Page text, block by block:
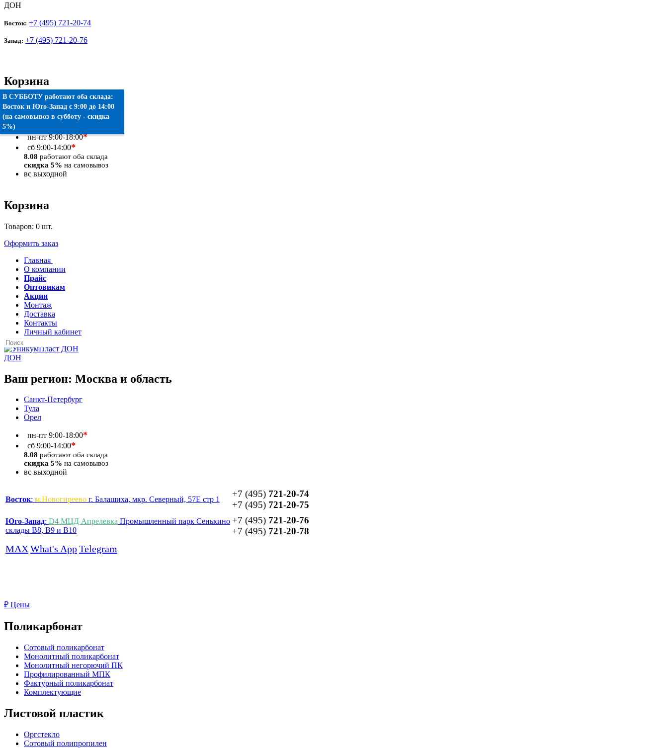
ДОН
Восток: +7 (495) 721-20-74
Запад: +7 (495) 721-20-76
Корзина
Товаров:0 шт.
Оформить заказ
пн-пт9:00-18:00*
сб 9:00-14:00*
8.08 работают оба склада
скидка 5% на самовывоз
вс выходной
Корзина
Товаров: 0 шт.
Оформить заказ
Главная
О компании
Прайс
Оптовикам
Акции
Монтаж
Доставка
Контакты
Личный кабинет
ДОН
Ваш регион: Москва и область
Санкт-Петербург
Тула
Орел
пн-пт 9:00-18:00*
сб 9:00-14:00*
8.08 работают оба склада
скидка 5% на самовывоз
вс выходной
Восток: м.Новогиреево г. Балашиха, мкр. Северный, 57Е стр 1
+7 (495) 721-20-74
+7 (495) 721-20-75
Юго-Запад: D4 МЦД Апрелевка Промышленный парк Сенькино
склады B8, B9 и B10
+7 (495) 721-20-76
+7 (495) 721-20-78
MAXWhat's AppTelegram
В СУББОТУ работают оба склада:
Восток и Юго-Запад c 9:00 до 14:00
(на самовывоз в субботу - скидка
5%)
₽ Цены
Поликарбонат
Сотовый поликарбонат
Монолитный поликарбонат
Монолитный негорючий ПК
Профилированный МПК
Фактурный поликарбонат
Комплектующие
Листовой пластик
Оргстекло
Cотовый полипропилен